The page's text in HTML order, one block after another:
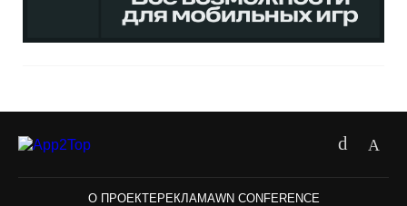
О ПРОЕКТЕРЕКЛАМАWN CONFERENCE